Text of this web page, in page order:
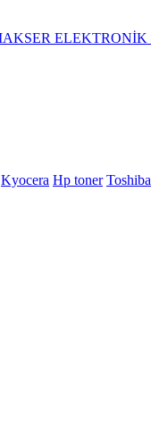
Kyocera Hp toner Toshiba